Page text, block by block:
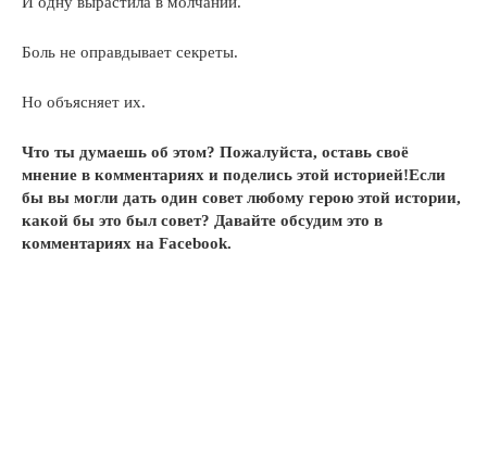
Боль не оправдывает секреты.
Но объясняет их.
Что ты думаешь об этом? Пожалуйста, оставь своё
мнение в комментариях и поделись этой историей!Если
бы вы могли дать один совет любому герою этой истории,
какой бы это был совет? Давайте обсудим это в
комментариях на Facebook.